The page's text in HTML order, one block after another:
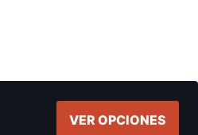
VER OPCIONES